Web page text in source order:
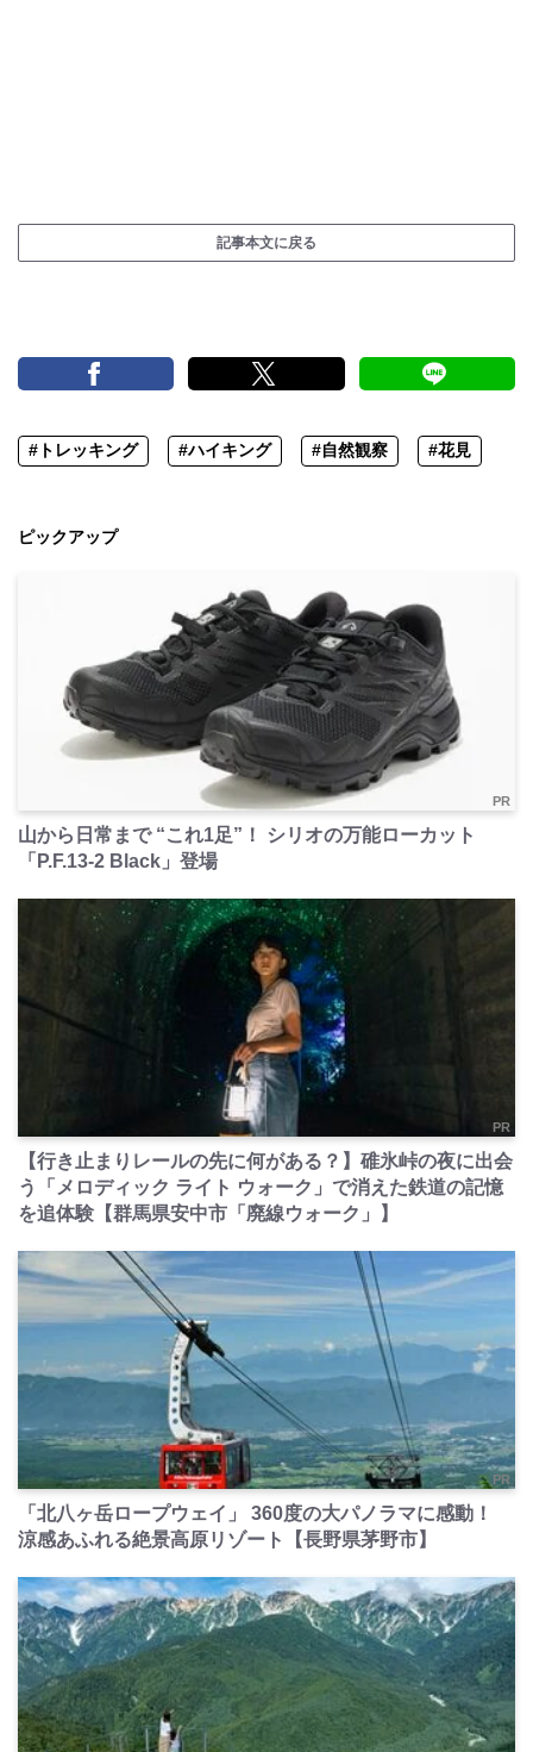
記事本文に戻る
#トレッキング #ハイキング #自然観察 #花見
ピックアップ
PR
山から日常まで “これ1足”！ シリオの万能ローカット
「P.F.13-2 Black」登場
PR
【行き止まりレールの先に何がある？】碓氷峠の夜に出会
う「メロディック ライト ウォーク」で消えた鉄道の記憶
を追体験【群馬県安中市「廃線ウォーク」】
PR
「北八ヶ岳ロープウェイ」 360度の大パノラマに感動！
涼感あふれる絶景高原リゾート【長野県茅野市】